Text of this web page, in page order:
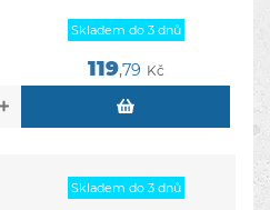
Skladem do 3 dnů
119,79 Kč
Skladem do 3 dnů